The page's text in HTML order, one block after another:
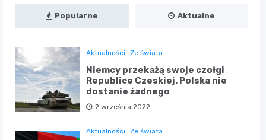
Popularne Aktualne
Aktualności Ze świata
Niemcy przekażą swoje czołgi
Republice Czeskiej. Polska nie
dostanie żadnego
2 września 2022
Aktualności Ze świata